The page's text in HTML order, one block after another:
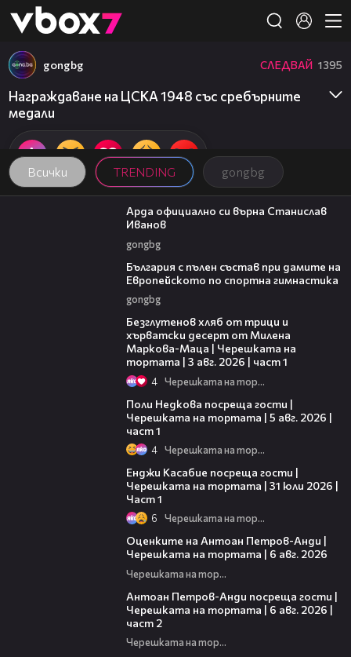
👾
Всички TRENDING gongbg
gongbg СЛЕДВАЙ 1395
Награждаване на ЦСКА 1948 със сребърните
медали
00:19
Арда официално си върна Станислав
Иванов
gongbg
България с пълен състав при дамите на
Европейското по спортна гимнастика
gongbg
Безглутенов хляб от трици и
хърватски десерт от Милена
Маркова-Маца | Черешката на
тортата | 3 авг. 2026 | част 1
4 Черешката на тортата
Поли Недкова посреща гости |
Черешката на тортата | 5 авг. 2026 |
част 1
4 Черешката на тортата
Енджи Касабие посреща гости |
Черешката на тортата | 31 юли 2026 |
Част 1
6 Черешката на тортата
Оценките на Антоан Петров-Анди |
Черешката на тортата | 6 авг. 2026
Черешката на тортата
Антоан Петров-Анди посреща гости |
Черешката на тортата | 6 авг. 2026 |
част 2
Черешката на тортата